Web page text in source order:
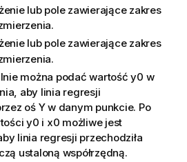
lub pole zawierające zakres
lub pole zawierające zakres
można podać wartośćy0 w
aby linia regresji
oś Y w danym punkcie. Po
y0 i x0 możliwe jest
linia regresji przechodziła
ustaloną współrzędną.